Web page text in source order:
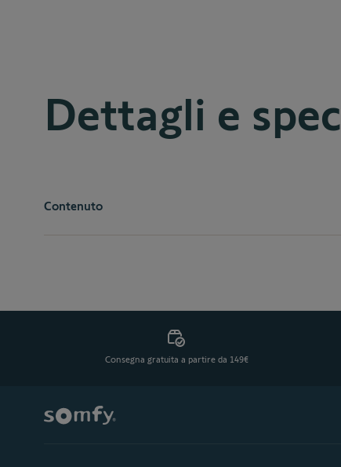
Dettagli e
Contenuto
Consegna gratuita a partire da 149€